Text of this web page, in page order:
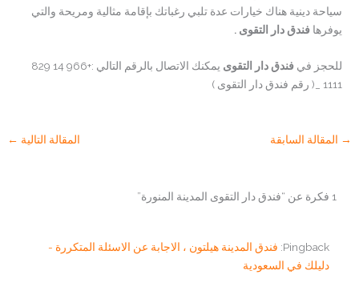
سياحة دينية هناك خيارات عدة تلبي رغباتك بإقامة مثالية ومريحة والتي
يوفرهافندق دار التقوى .
للحجز فيفندق دار التقوى
يمكنك الاتصال بالرقم التالي :+966 14 829
1111 _( رقم فندق دار التقوى )
→ المقالة السابقة المقالة التالية ←
1 فكرة عن “فندق دار التقوى المدينة المنورة”
Pingback: فندق المدينة هيلتون ، الاجابة عن الاسئلة المتكررة -
دليلك في السعودية